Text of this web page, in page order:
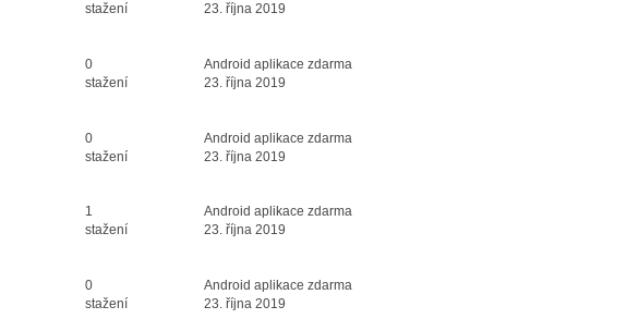
stažení
23. října 2019
Průměr hodnocení
0
stažení
Android aplikace zdarma
23. října 2019
Průměr hodnocení
0
stažení
Android aplikace zdarma
23. října 2019
Průměr hodnocení
1
stažení
Android aplikace zdarma
23. října 2019
Průměr hodnocení
0
stažení
Android aplikace zdarma
23. října 2019